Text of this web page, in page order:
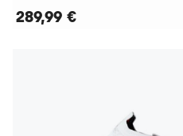
289,99 €